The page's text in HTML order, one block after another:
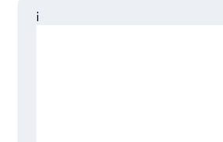
i